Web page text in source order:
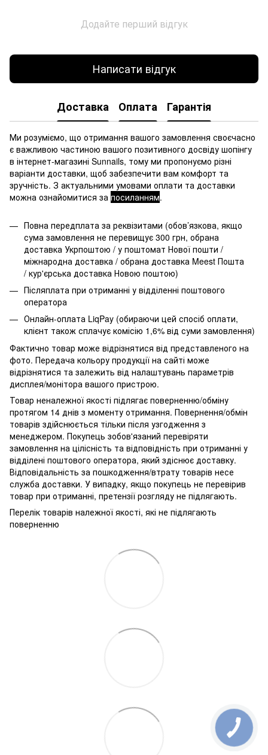
Додайте перший відгук
Написати відгук
Доставка Оплата Гарантія
Ми розуміємо, що отримання вашого замовлення своєчасно
є важливою частиною вашого позитивного досвіду шопінгу
в інтернет-магазині Sunnails, тому ми пропонуємо різні
варіанти доставки, щоб забезпечити вам комфорт та
зручність. З актуальними умовами оплати та доставки
можна ознайомитися за посиланням.
Повна передплата за реквізитами (обов’язкова, якщо
сума замовлення не перевищує 300 грн, обрана
доставка Укрпоштою / у поштомат Нової пошти /
міжнародна доставка / обрана доставка Meest Пошта
/ кур'єрська доставка Новою поштою)
Післяплата при отриманні у відділенні поштового
оператора
Онлайн-оплата LiqPay (обираючи цей спосіб оплати,
клієнт також сплачує комісію 1,6% від суми замовлення)
Фактично товар може відрізнятися від представленого на
фото. Передача кольору продукції на сайті може
відрізнятися та залежить від налаштувань параметрів
дисплея/монітора вашого пристрою.
Товар неналежної якості підлягає поверненню/обміну
протягом 14 днів з моменту отримання. Повернення/обмін
товарів здійснюється тільки після узгодження з
менеджером. Покупець зобов'язаний перевіряти
замовлення на цілісність та відповідність при отриманні у
відділені поштового оператора, який здіснює доставку.
Відповідальність за пошкодження/втрату товарів несе
служба доставки. У випадку, якщо покупець не перевірив
товар при отриманні, претензії розгляду не підлягають.
Перелік товарів належної якості, які не підлягають
поверненню